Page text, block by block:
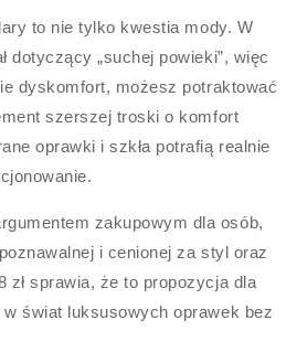
to nie tylko kwestia mody. W
dotyczący „suchej powieki”, więc
dyskomfort, możesz potraktować
szerszej troski o komfort
oprawki i szkła potrafią realnie
zakupowym dla osób,
i cenionej za styl oraz
zł sprawia, że to propozycja dla
świat luksusowych oprawek bez